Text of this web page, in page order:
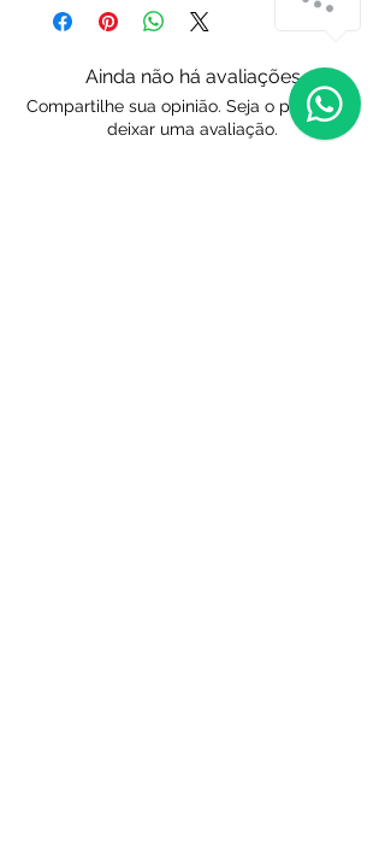
Ainda não há avaliações
Compartilhe sua opinião. Seja o primeiro a
deixar uma avaliação.